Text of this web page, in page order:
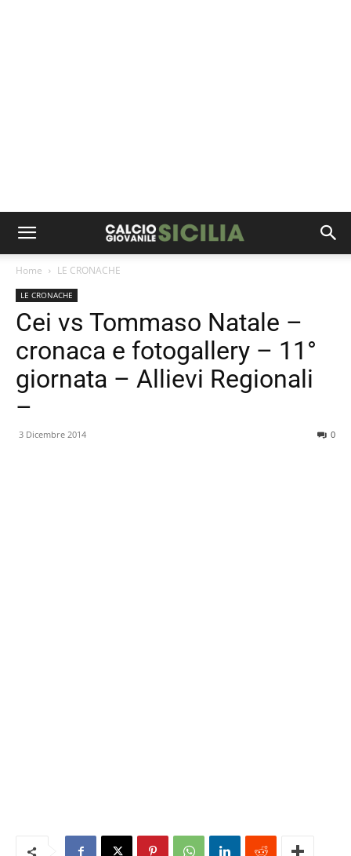
Home LE CRONACHE
LE CRONACHE
Cei vs Tommaso Natale –
cronaca e fotogallery – 11°
giornata – Allievi Regionali
–
3 Dicembre 2014 0